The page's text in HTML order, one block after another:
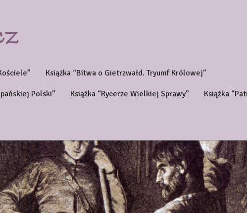
Książka “Bitwa o Gietrzwałd. Tryumf Królowej”
Polski” Książka “Rycerze Wielkiej Sprawy” Książka